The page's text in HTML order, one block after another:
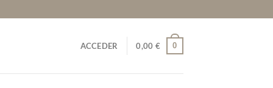
ACCEDER 0,00 € 0